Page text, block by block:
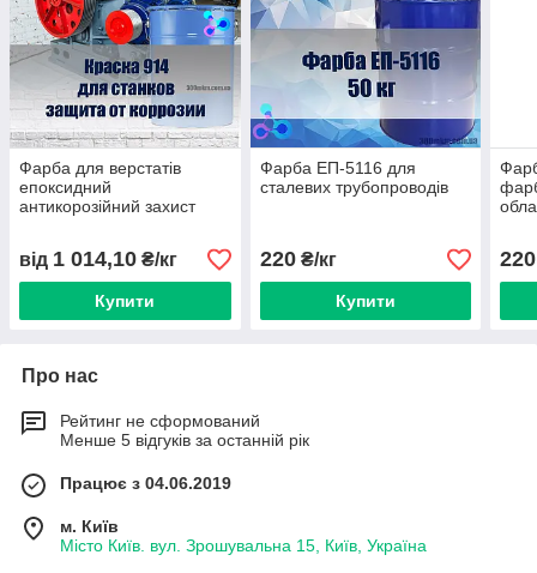
Фарба для верстатів
епоксидний
антикорозійний захист
ступенем навантаження
від 1 014,10 ₴/кг
Купити
Фарба ЕП-5116 для
сталевих трубопроводів
220₴/кг
Купити
220
Про нас
Рейтинг не сформований
Менше 5 відгуків за останній рік
Працює з 04.06.2019
м. Київ
Місто Київ. вул. Зрошувальна 15, Київ, Україна